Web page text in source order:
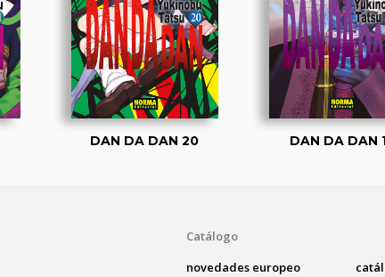
DAN DA DAN 20 DAN DA DAN
Catálogo
novedades europeo